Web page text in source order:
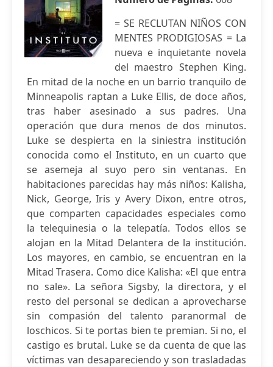
= SE RECLUTAN NIÑOS CON
MENTES PRODIGIOSAS = La
nueva e inquietante novela
del maestro Stephen King.
En mitad de la noche en un barrio tranquilo de
Minneapolis raptan a Luke Ellis, de doce años,
tras haber asesinado a sus padres. Una
operación que dura menos de dos minutos.
Luke se despierta en la siniestra institución
conocida como el Instituto, en un cuarto que
se asemeja al suyo pero sin ventanas. En
habitaciones parecidas hay más niños: Kalisha,
Nick, George, Iris y Avery Dixon, entre otros,
que comparten capacidades especiales como
la telequinesia o la telepatía. Todos ellos se
alojan en la Mitad Delantera de la institución.
Los mayores, en cambio, se encuentran en la
Mitad Trasera. Como dice Kalisha: «El que entra
no sale». La señora Sigsby, la directora, y el
resto del personal se dedican a aprovecharse
sin compasión del talento paranormal de
loschicos. Si te portas bien te premian. Si no, el
castigo es brutal. Luke se da cuenta de que las
víctimas van desapareciendo y son trasladadas